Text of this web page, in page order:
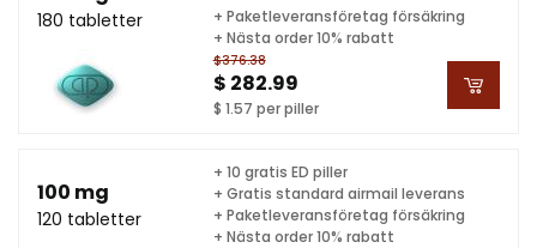
180 tabletter
$376.38
$ 282.99
$ 1.57 per piller
+ Paketleveransföretag försäkring
+ Nästa order 10% rabatt
100 mg
120 tabletter
+ 10 gratis ED piller
+ Gratis standard airmail leverans
+ Paketleveransföretag försäkring
+ Nästa order 10% rabatt